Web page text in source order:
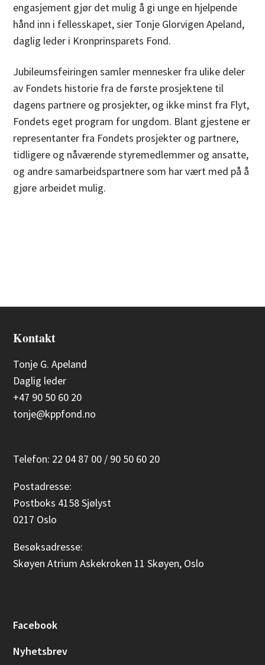
engasjement gjør det mulig å gi unge en hjelpende
hånd inn i fellesskapet, sier Tonje Glorvigen Apeland,
daglig leder i Kronprinsparets Fond.
Jubileumsfeiringen samler mennesker fra ulike deler
av Fondets historie fra de første prosjektene til
dagens partnere og prosjekter, og ikke minst fra Flyt,
Fondets eget program for ungdom. Blant gjestene er
representanter fra Fondets prosjekter og partnere,
tidligere og nåværende styremedlemmer og ansatte,
og andre samarbeidspartnere som har vært med på å
gjøre arbeidet mulig.
Kontakt
Tonje G. Apeland
Daglig leder
+47 90 50 60 20
tonje@kppfond.no
Telefon: 22 04 87 00 / 90 50 60 20
Postadresse:
Postboks 4158 Sjølyst
0217 Oslo
Besøksadresse:
Skøyen Atrium Askekroken 11 Skøyen, Oslo
Facebook
Nyhetsbrev